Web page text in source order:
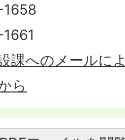
課へのメールに
ら